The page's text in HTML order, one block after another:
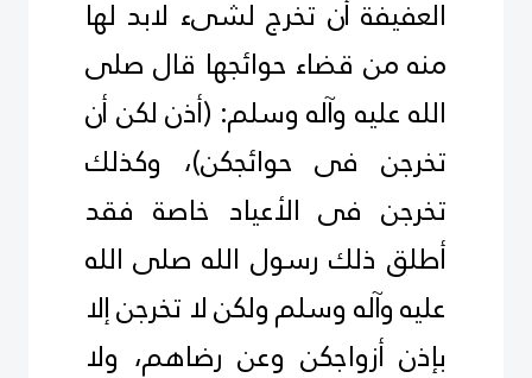
العفيفة أن تخرج لشىء لابد لها
منه من قضاء حوائجها قال صلى
الله عليه وآله وسلم: (أذن لكن أن
تخرجن فى حوائجكن)، وكذلك
تخرجن فى الأعياد خاصة فقد
أطلق ذلك رسول الله صلى الله
عليه وآله وسلم ولكن لا تخرجن إلا
بإذن أزواجكن وعن رضاهم، ولا